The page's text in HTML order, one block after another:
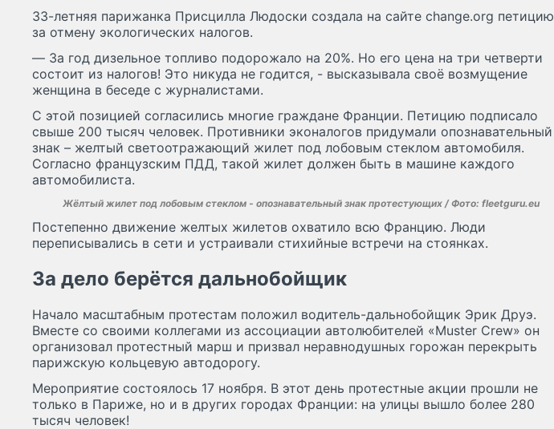
33-летняя парижанка Присцилла Людоски создала на сайте change.org петицию
за отмену экологических налогов.
— За год дизельное топливо подорожало на 20%. Но его цена на три четверти
состоит из налогов! Это никуда не годится, - высказывала своё возмущение
женщина в беседе с журналистами.
С этой позицией согласились многие граждане Франции. Петицию подписало
свыше 200 тысяч человек. Противники эконалогов придумали опознавательный
знак – желтый светоотражающий жилет под лобовым стеклом автомобиля.
Согласно французским ПДД, такой жилет должен быть в машине каждого
автомобилиста.
Жёлтый жилет под лобовым стеклом - опознавательный знак протестующих / Фото: fleetguru.eu
Постепенно движение желтых жилетов охватило всю Францию. Люди
переписывались в сети и устраивали стихийные встречи на стоянках.
За дело берётся дальнобойщик
Начало масштабным протестам положил водитель-дальнобойщик Эрик Друэ.
Вместе со своими коллегами из ассоциации автолюбителей «Muster Crew» он
организовал протестный марш и призвал неравнодушных горожан перекрыть
парижскую кольцевую автодорогу.
Мероприятие состоялось 17 ноября. В этот день протестные акции прошли не
только в Париже, но и в других городах Франции: на улицы вышло более 280
тысяч человек!